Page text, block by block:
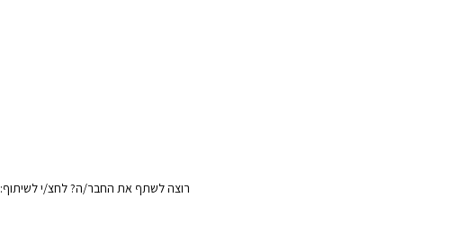
רוצה לשתף את החבר/ה? לחצ/י לשיתוף: